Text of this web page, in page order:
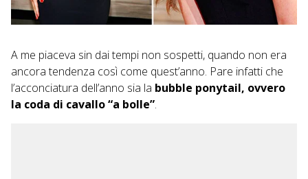
A me piaceva sin dai tempi non sospetti, quando non era
ancora tendenza così come quest’anno. Pare infatti che
l’acconciatura dell’anno sia la bubble ponytail, ovvero
la coda di cavallo “a bolle”.